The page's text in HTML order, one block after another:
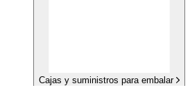
Cajas y suministros para embalar